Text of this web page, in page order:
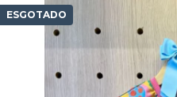
ESGOTADO